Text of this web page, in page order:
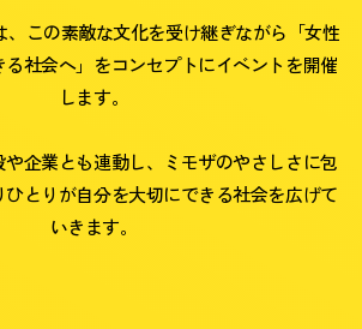
、この素敵な文化を受け継ぎながら「女性
社会へ」をコンセプトにイベントを開催
します。
企業とも連動し、ミモザのやさしさに包
とりが自分を大切にできる社会を広げて
いきます。